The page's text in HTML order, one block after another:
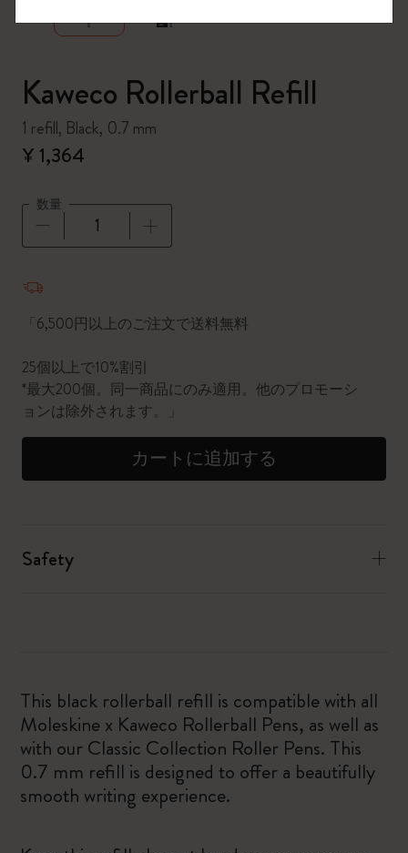
Kaweco Rollerball Refill
1 refill, Black, 0.7 mm
¥ 1,364
数量
「6,500円以上のご注文で送料無料
25個以上で10%割引
*最大200個。同一商品にのみ適用。他のプロモーシ
ョンは除外されます。」
カートに追加する
Safety
This black rollerball refill is compatible with all
Moleskine x Kaweco Rollerball Pens, as well as
with our Classic Collection Roller Pens. This
0.7 mm refill is designed to offer a beautifully
smooth writing experience.